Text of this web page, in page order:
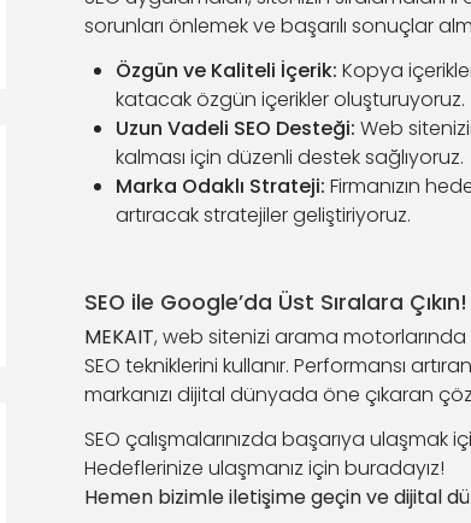
sorunları önlemek ve başarılı sonuçlar
Özgün ve Kaliteli İçerik: Kopya
katacak özgün içerikler oluşturuyoruz.
Uzun Vadeli SEO Desteği: Web
kalması için düzenli destek sağlıyoruz.
Marka Odaklı Strateji: Firmanızın
artıracak stratejiler geliştiriyoruz.
SEO ile Google’da Üst Sıralara Çıkın!
MEKAIT, web sitenizi arama
SEO tekniklerini kullanır. Performansı
markanızı dijital dünyada öne çıkaran
SEO çalışmalarınızda başarıya ulaşmak
Hedeflerinize ulaşmanız için buradayız!
Hemen bizimle iletişime geçin ve dijital